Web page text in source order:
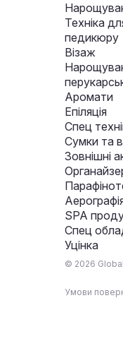
Техніка
педикюру
Візаж
Аромати
Епіляція
Спец
Сумки та
Зовнішні
SPA
Спец
Уцінка
© 2026
Умови